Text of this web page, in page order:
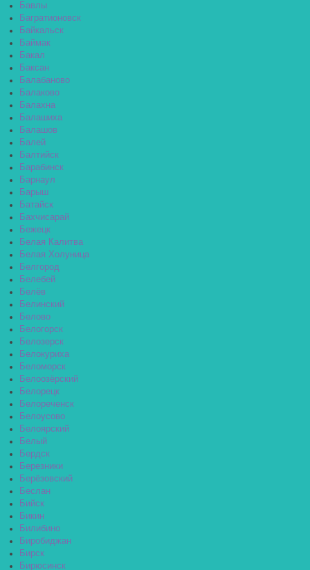
Бавлы
Багратионовск
Байкальск
Баймак
Бакал
Баксан
Балабаново
Балаково
Балахна
Балашиха
Балашов
Балей
Балтийск
Барабинск
Барнаул
Барыш
Батайск
Бахчисарай
Бежецк
Белая Калитва
Белая Холуница
Белгород
Белебей
Белёв
Белинский
Белово
Белогорск
Белозерск
Белокуриха
Беломорск
Белоозёрский
Белорецк
Белореченск
Белоусово
Белоярский
Белый
Бердск
Березники
Берёзовский
Беслан
Бийск
Бикин
Билибино
Биробиджан
Бирск
Бирюсинск